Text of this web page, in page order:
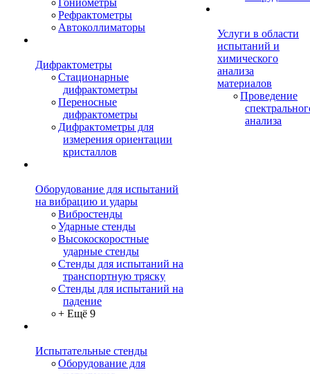
Гониометры
Рефрактометры
Автоколлиматоры
Дифрактометры
Стационарные
дифрактометры
Переносные
дифрактометры
Дифрактометры для
измерения ориентации
кристаллов
Оборудование для испытаний
на вибрацию и удары
Вибростенды
Ударные стенды
Высокоскоростные
ударные стенды
Стенды для испытаний на
транспортную тряску
Стенды для испытаний на
падение
+ Ещё 9
Испытательные стенды
Оборудование для
Услуги в области
испытаний и
химического
анализа
материалов
Проведение
анализа